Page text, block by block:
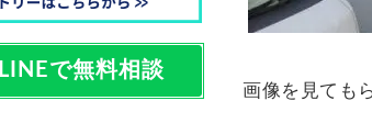
画像を見ても
LINEで無料相談